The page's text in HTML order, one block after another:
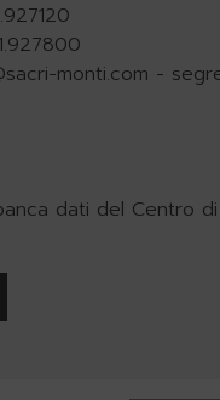
monti.com -
dati del Centro